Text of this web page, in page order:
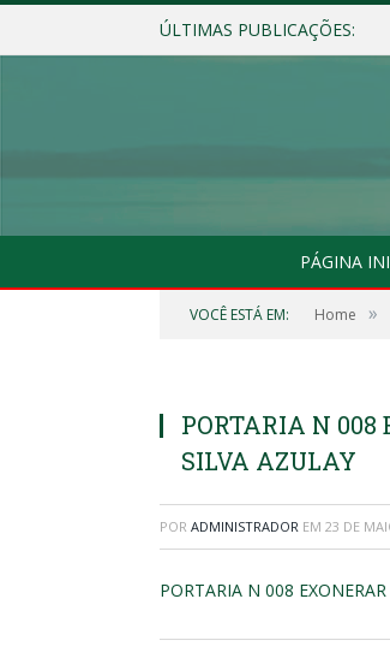
ÚLTIMAS PUBLICAÇÕES:
PÁGINA
VOCÊ ESTÁ EM: Home »
PORTARIA N 008
SILVA AZULAY
POR ADMINISTRADOR EM 23 DE
PORTARIA N 008